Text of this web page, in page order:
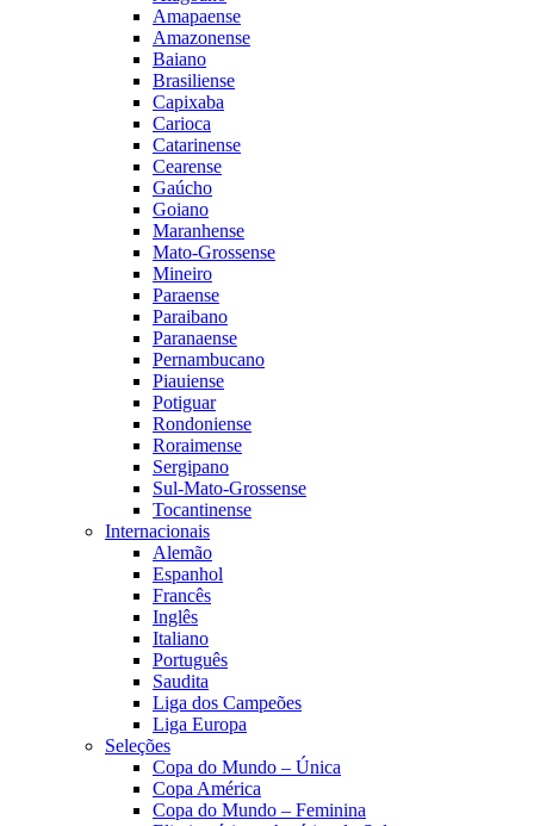
Amapaense
Amazonense
Baiano
Brasiliense
Capixaba
Carioca
Catarinense
Cearense
Gaúcho
Goiano
Maranhense
Mato-Grossense
Mineiro
Paraense
Paraibano
Paranaense
Pernambucano
Piauiense
Potiguar
Rondoniense
Roraimense
Sergipano
Sul-Mato-Grossense
Tocantinense
Internacionais
Alemão
Espanhol
Francês
Inglês
Italiano
Português
Saudita
Liga dos Campeões
Liga Europa
Seleções
Copa do Mundo – Única
Copa América
Copa do Mundo – Feminina